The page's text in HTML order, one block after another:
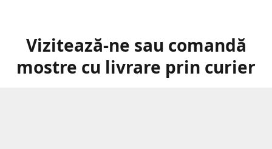
Vizitează-ne sau comandă
mostre cu livrare prin curier